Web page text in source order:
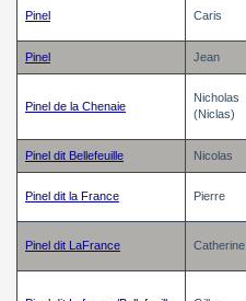
Pinel Caris
Pinel Jean
Pinel de la Chenaie
Nicholas
(Niclas)
Pinel dit Bellefeuille Nicolas
Pinel dit la France Pierre
Pinel dit LaFrance Catherine